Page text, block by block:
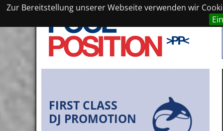
Zur Bereitstellung unserer Webseite verwenden wir
FIRST CLASS
DJ PROMOTION